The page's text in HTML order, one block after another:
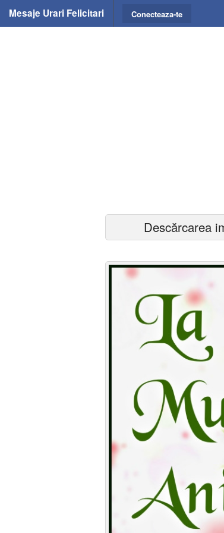
Mesaje Urari Felicitari Conecteaza-te
Descărcarea